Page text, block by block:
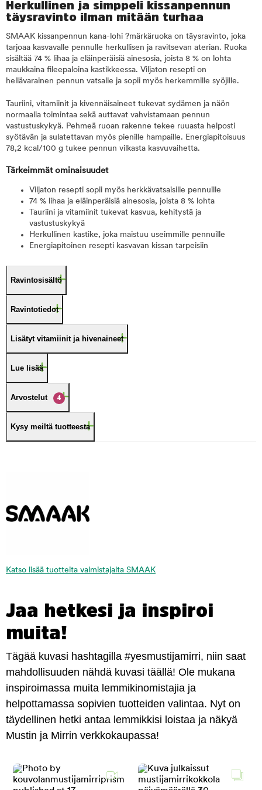
Herkullinen ja simppeli kissanpennun
täysravinto ilman mitään turhaa
SMAAK kissanpennun kana-lohi ?märkäruoka on täysravinto, joka
tarjoaa kasvavalle pennulle herkullisen ja ravitsevan aterian. Ruoka
sisältää 74 % lihaa ja eläinperäisiä ainesosia, joista 8 % on lohta
maukkaina fileepaloina kastikkeessa. Viljaton resepti on
hellävarainen pennun vatsalle ja sopii myös herkemmille syöjille.
Tauriini, vitamiinit ja kivennäisaineet tukevat sydämen ja näön
normaalia toimintaa sekä auttavat vahvistamaan pennun
vastustuskykyä. Pehmeä ruoan rakenne tekee ruuasta helposti
syötävän ja sulatettavan myös pienille hampaille. Energiapitoisuus
78,2 kcal/100 g tukee pennun vilkasta kasvuvaihetta.
Tärkeimmät ominaisuudet
Viljaton resepti sopii myös herkkävatsaisille pennuille
74 % lihaa ja eläinperäisiä ainesosia, joista 8 % lohta
Tauriini ja vitamiinit tukevat kasvua, kehitystä ja
vastustuskykyä
Herkullinen kastike, joka maistuu useimmille pennuille
Energiapitoinen resepti kasvavan kissan tarpeisiin
Ravintosisältö
Ravintotiedot
Lisätyt vitamiinit ja hivenaineet
Lue lisää
Arvostelut 4
Kysy meiltä tuotteesta
Katso lisää tuotteita valmistajalta SMAAK
Jaa hetkesi ja inspiroi
muita!
Tägää kuvasi hashtagilla #yesmustijamirri, niin saat
mahdollisuuden nähdä kuvasi täällä! Ole mukana
inspiroimassa muita lemmikinomistajia ja
helpottamassa sopivien tuotteiden valintaa. Nyt on
täydellinen hetki antaa lemmikkisi loistaa ja näkyä
Mustin ja Mirrin verkkokaupassa!